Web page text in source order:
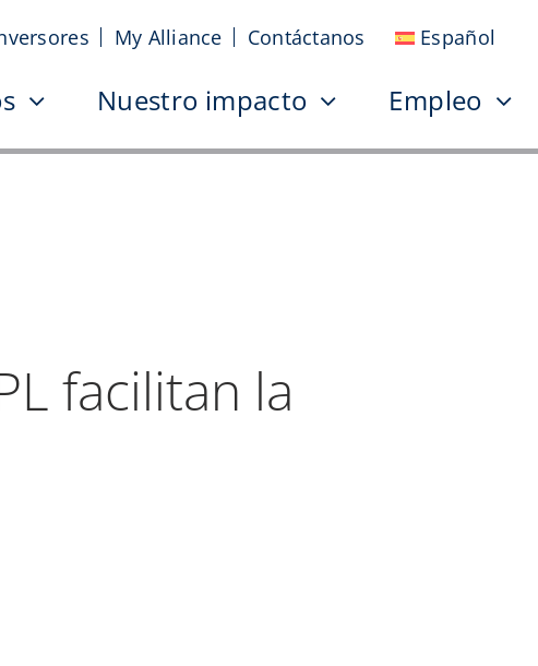
My Alliance Contáctanos Español
Nuestro impacto Empleo
facilitan la